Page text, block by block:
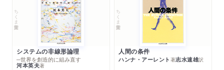
ちくま学芸文庫
システムの非線形論理
─世界を創造的に組み直す
河本英夫著
ちくま学芸文庫
人間の条件
ハンナ・アーレント 著志水速雄訳